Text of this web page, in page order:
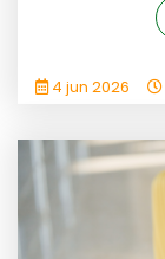
4 jun 2026